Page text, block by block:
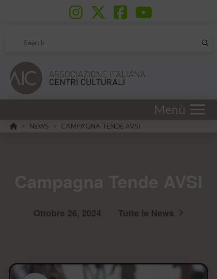
Search
Menù
HOME
> NEWS > CAMPAGNA TENDE AVSI
Ottobre 26, 2024 Tutte le News